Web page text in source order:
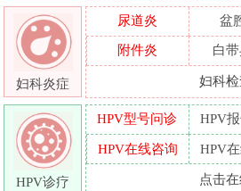
做人流哪里好
妇科炎症
尿道炎 盆
附件炎
白
妇科
HPV诊疗
HPV型号问诊 HPV
HPV在线咨询
HPV
点击